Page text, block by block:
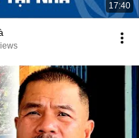
17:40